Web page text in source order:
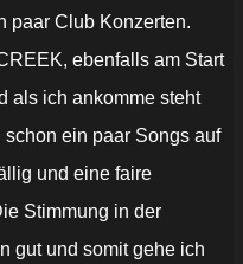
paar Club Konzerten.
ebenfalls am Start
als ich ankomme steht
ein paar Songs auf
und eine faire
Stimmung in der
gut und somit gehe ich